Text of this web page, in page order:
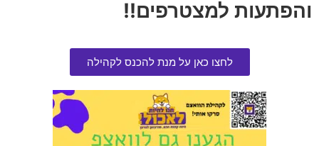
הרוויחו 21.95 נקודות ⭐
הוספה לסל אזל המלאי
והפתעות למצטרפים!!
לחצו כאן על מנת להכנס לקהילה